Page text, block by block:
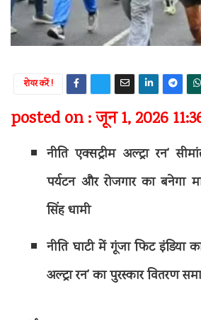
शेयर करें !
posted on : जून 1, 2026
नीति एक्सट्रीम अल्ट्रा रन’
पर्यटन और रोजगार का बनेगा
सिंह धामी
नीति घाटी में गूंजा फिट इंडिया
अल्ट्रा रन’ का पुरस्कार वितरण